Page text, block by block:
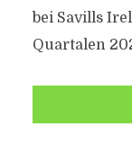
bei Savills
Quartalen